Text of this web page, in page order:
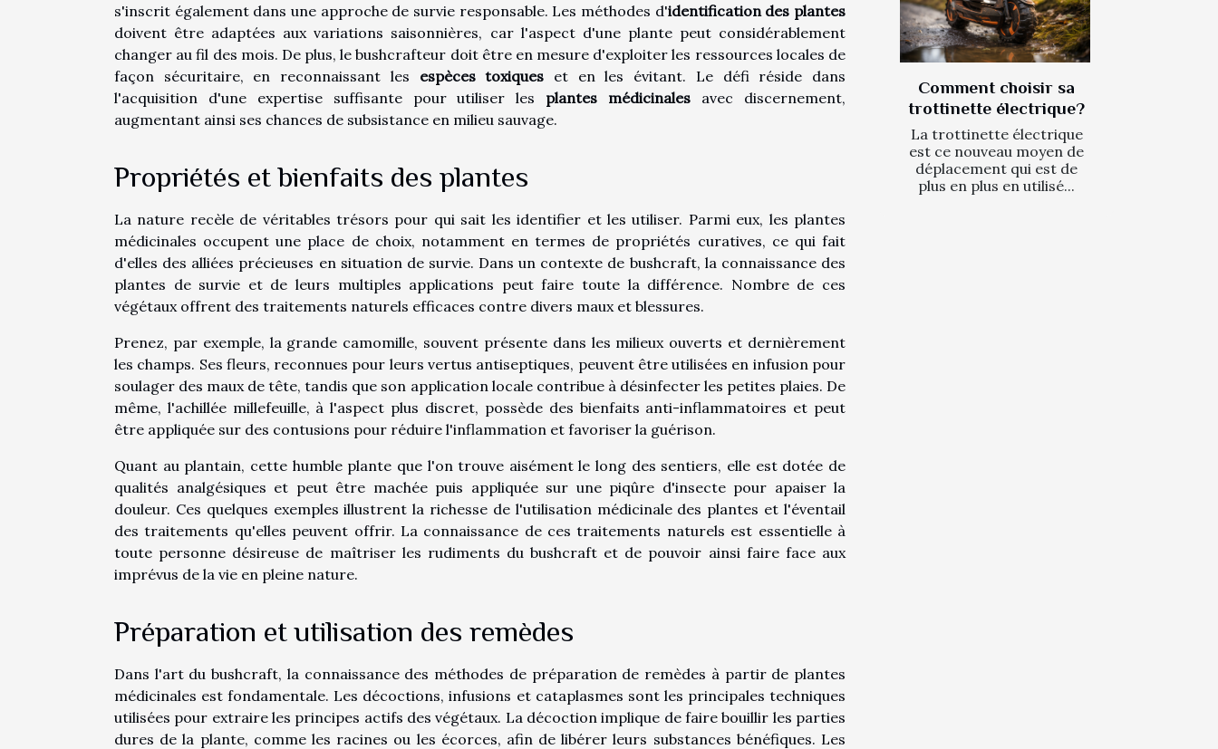
s'inscrit également dans une approche de survie responsable. Les méthodes d'identification des plantes
doivent être adaptées aux variations saisonnières, car l'aspect d'une plante peut considérablement
changer au fil des mois. De plus, le bushcrafteur doit être en mesure d'exploiter les ressources locales de
façon sécuritaire, en reconnaissant les espèces toxiques et en les évitant. Le défi réside dans
l'acquisition d'une expertise suffisante pour utiliser les plantes médicinales avec discernement,
augmentant ainsi ses chances de subsistance en milieu sauvage.
Propriétés et bienfaits des plantes
La nature recèle de véritables trésors pour qui sait les identifier et les utiliser. Parmi eux, les plantes
médicinales occupent une place de choix, notamment en termes de propriétés curatives, ce qui fait
d'elles des alliées précieuses en situation de survie. Dans un contexte de bushcraft, la connaissance des
plantes de survie et de leurs multiples applications peut faire toute la différence. Nombre de ces
végétaux offrent des traitements naturels efficaces contre divers maux et blessures.
Prenez, par exemple, la grande camomille, souvent présente dans les milieux ouverts et dernièrement
les champs. Ses fleurs, reconnues pour leurs vertus antiseptiques, peuvent être utilisées en infusion pour
soulager des maux de tête, tandis que son application locale contribue à désinfecter les petites plaies. De
même, l'achillée millefeuille, à l'aspect plus discret, possède des bienfaits anti-inflammatoires et peut
être appliquée sur des contusions pour réduire l'inflammation et favoriser la guérison.
Quant au plantain, cette humble plante que l'on trouve aisément le long des sentiers, elle est dotée de
qualités analgésiques et peut être machée puis appliquée sur une piqûre d'insecte pour apaiser la
douleur. Ces quelques exemples illustrent la richesse de l'utilisation médicinale des plantes et l'éventail
des traitements qu'elles peuvent offrir. La connaissance de ces traitements naturels est essentielle à
toute personne désireuse de maîtriser les rudiments du bushcraft et de pouvoir ainsi faire face aux
imprévus de la vie en pleine nature.
Préparation et utilisation des remèdes
Dans l'art du bushcraft, la connaissance des méthodes de préparation de remèdes à partir de plantes
médicinales est fondamentale. Les décoctions, infusions et cataplasmes sont les principales techniques
utilisées pour extraire les principes actifs des végétaux. La décoction implique de faire bouillir les parties
dures de la plante, comme les racines ou les écorces, afin de libérer leurs substances bénéfiques. Les
Comment choisir sa
trottinette électrique?
La trottinette électrique
est ce nouveau moyen de
déplacement qui est de
plus en plus en utilisé...